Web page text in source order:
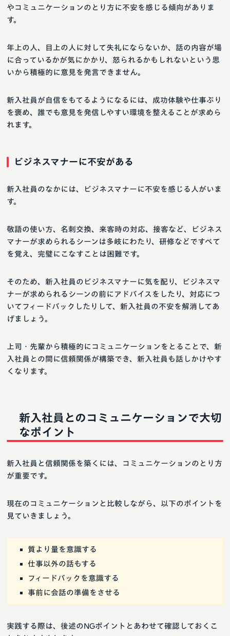
やコミュニケーションのとり方に不安を感じる傾向がありま
す。
年上の人、目上の人に対して失礼にならないか、話の内容が場
に合っているかが気にかかり、怒られるかもしれないという思
いから積極的に意見を発言できません。
新入社員が自信をもてるようになるには、成功体験や仕事ぶり
を褒め、誰でも意見を発信しやすい環境を整えることが求めら
れます。
ビジネスマナーに不安がある
新入社員のなかには、ビジネスマナーに不安を感じる人がいま
す。
敬語の使い方、名刺交換、来客時の対応、接客など、ビジネス
マナーが求められるシーンは多岐にわたり、研修などですべて
を覚え、完璧にこなすことは困難です。
そのため、新入社員のビジネスマナーに気を配り、ビジネスマ
ナーが求められるシーンの前にアドバイスをしたり、対応につ
いてフィードバックしたりして、新入社員の不安を解消してあ
げましょう。
上司・先輩から積極的にコミュニケーションをとることで、新
入社員との間に信頼関係が構築でき、新入社員も話しかけやす
くなります。
新入社員とのコミュニケーションで大切
なポイント
新入社員と信頼関係を築くには、コミュニケーションのとり方
が重要です。
現在のコミュニケーションと比較しながら、以下のポイントを
見ていきましょう。
質より量を意識する
仕事以外の話もする
フィードバックを意識する
事前に会話の準備をさせる
実践する際は、後述のNGポイントとあわせて確認しておくこ